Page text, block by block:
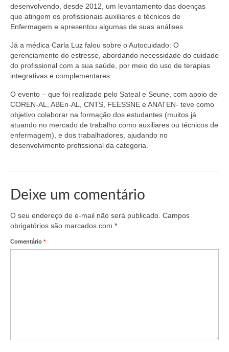
desenvolvendo, desde 2012, um levantamento das doenças
que atingem os profissionais auxiliares e técnicos de
Enfermagem e apresentou algumas de suas análises.
Já a médica Carla Luz falou sobre o Autocuidado: O
gerenciamento do estresse, abordando necessidade do cuidado
do profissional com a sua saúde, por meio do uso de terapias
integrativas e complementares.
O evento – que foi realizado pelo Sateal e Seune, com apoio de
COREN-AL, ABEn-AL, CNTS, FEESSNE e ANATEN- teve como
objetivo colaborar na formação dos estudantes (muitos já
atuando no mercado de trabalho como auxiliares ou técnicos de
enfermagem), e dos trabalhadores, ajudando no
desenvolvimento profissional da categoria.
Deixe um comentário
O seu endereço de e-mail não será publicado. Campos
obrigatórios são marcados com *
Comentário *